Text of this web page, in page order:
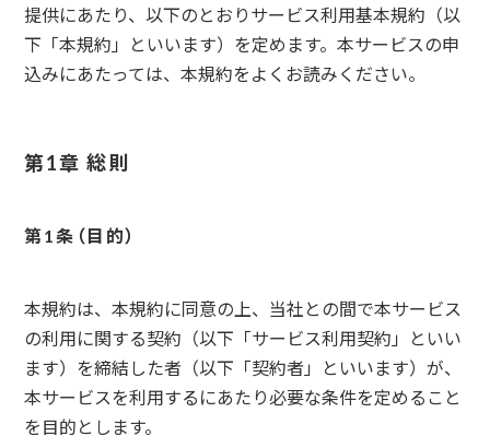
提供にあたり、以下のとおりサービス利用基本規約（以
下「本規約」といいます）を定めます。本サービスの申
込みにあたっては、本規約をよくお読みください。
第1章 総則
目的
本規約は、本規約に同意の上、当社との間で本サービス
の利用に関する契約（以下「サービス利用契約」といい
ます）を締結した者（以下「契約者」といいます）が、
本サービスを利用するにあたり必要な条件を定めること
を目的とします。